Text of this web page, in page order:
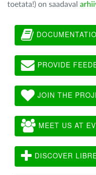
toetata!) on saadaval
PROVIDE
JOIN THE
MEET US AT
DISCOVER